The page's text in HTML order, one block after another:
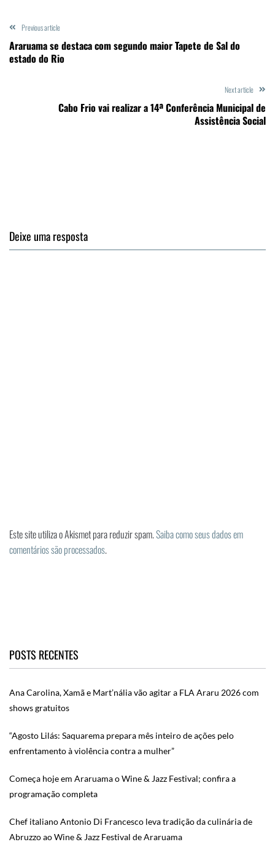
Previous article
Araruama se destaca com segundo maior Tapete de Sal do
estado do Rio
Next article
Cabo Frio vai realizar a 14ª Conferência Municipal de
Assistência Social
Deixe uma resposta
Este site utiliza o Akismet para reduzir spam.Saiba como seus dados em
comentários são processados.
POSTS RECENTES
Ana Carolina, Xamã e Mart’nália vão agitar a FLA Araru 2026 com
shows gratuitos
“Agosto Lilás: Saquarema prepara mês inteiro de ações pelo
enfrentamento à violência contra a mulher”
Começa hoje em Araruama o Wine & Jazz Festival; confira a
programação completa
Chef italiano Antonio Di Francesco leva tradição da culinária de
Abruzzo ao Wine & Jazz Festival de Araruama